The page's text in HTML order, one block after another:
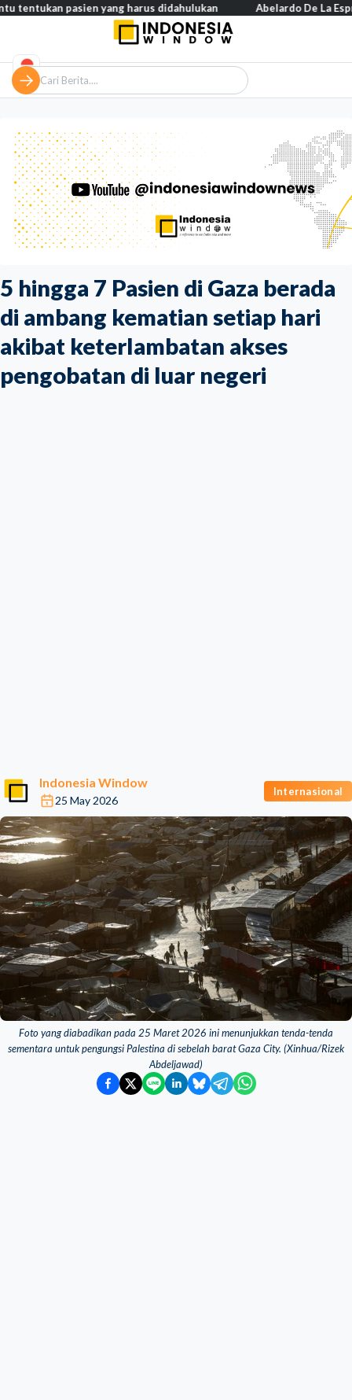
5 hingga 7 Pasien di Gaza berada
di ambang kematian setiap hari
akibat keterlambatan akses
pengobatan di luar negeri
Indonesia Window
25 May 2026
Internasional
Foto yang diabadikan pada 25 Maret 2026 ini menunjukkan tenda-tenda
sementara untuk pengungsi Palestina di sebelah barat Gaza City. (Xinhua/Rizek
Abdeljawad)
pasien yang harus didahulukan Abelardo De La Espriella